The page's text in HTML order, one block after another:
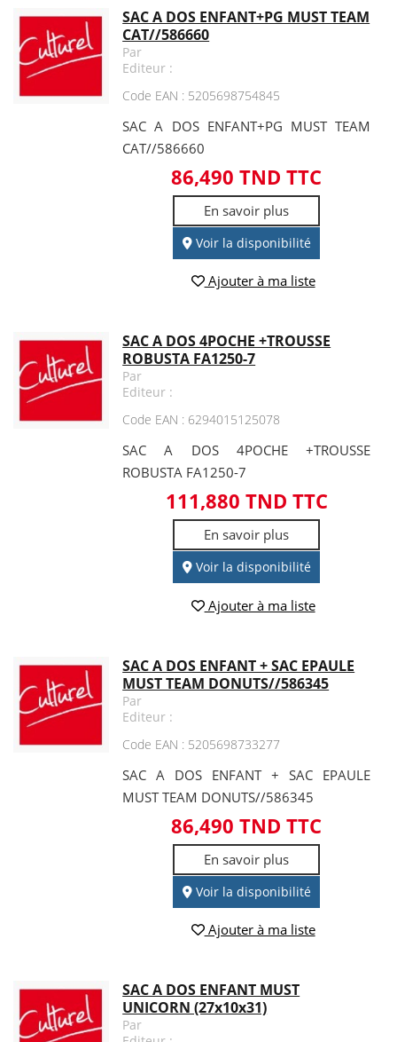
SAC A DOS ENFANT+PG MUST TEAM
CAT//586660
Par
Editeur :
Code EAN : 5205698754845
SAC A DOS ENFANT+PG MUST TEAM
CAT//586660
86,490 TND TTC
En savoir plus
Voir la disponibilité
Ajouter à ma liste
SAC A DOS 4POCHE +TROUSSE
ROBUSTA FA1250-7
Par
Editeur :
Code EAN : 6294015125078
SAC A DOS 4POCHE +TROUSSE
ROBUSTA FA1250-7
111,880 TND TTC
En savoir plus
Voir la disponibilité
Ajouter à ma liste
SAC A DOS ENFANT + SAC EPAULE
MUST TEAM DONUTS//586345
Par
Editeur :
Code EAN : 5205698733277
SAC A DOS ENFANT + SAC EPAULE
MUST TEAM DONUTS//586345
86,490 TND TTC
En savoir plus
Voir la disponibilité
Ajouter à ma liste
SAC A DOS ENFANT MUST
UNICORN (27x10x31)
Par